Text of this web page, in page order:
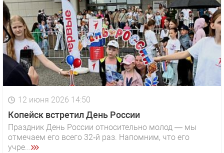
12 июня 2026 14:50
Копейск встретил День России
Праздник День России относительно молод — мы
отмечаем его всего 32‑й раз. Напомним, что его
учре...